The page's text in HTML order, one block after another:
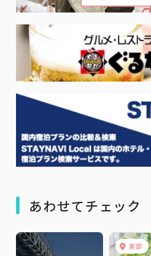
あわせてチェック
東部